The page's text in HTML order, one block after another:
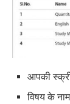
आपकी
विषय के